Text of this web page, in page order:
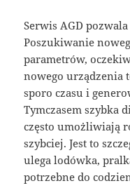
Serwis AGD
Poszukiwanie
parametrów,
nowego urządzenia
sporo czasu i
Tymczasem szybka
często umożliwiają
szybciej. Jest to
ulega lodówka,
potrzebne do